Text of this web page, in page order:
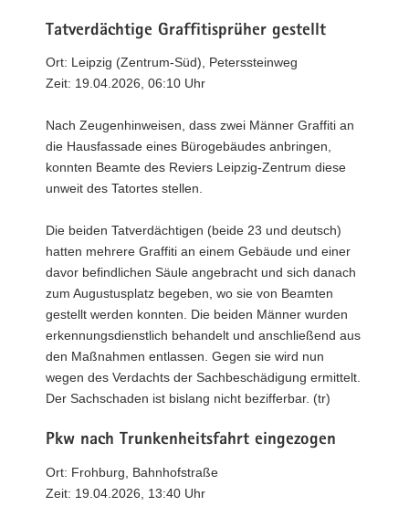
Tatverdächtige Graffitisprüher gestellt
Ort: Leipzig (Zentrum-Süd), Peterssteinweg
Zeit: 19.04.2026, 06:10 Uhr
Nach Zeugenhinweisen, dass zwei Männer Graffiti an
die Hausfassade eines Bürogebäudes anbringen,
konnten Beamte des Reviers Leipzig-Zentrum diese
unweit des Tatortes stellen.
Die beiden Tatverdächtigen (beide 23 und deutsch)
hatten mehrere Graffiti an einem Gebäude und einer
davor befindlichen Säule angebracht und sich danach
zum Augustusplatz begeben, wo sie von Beamten
gestellt werden konnten. Die beiden Männer wurden
erkennungsdienstlich behandelt und anschließend aus
den Maßnahmen entlassen. Gegen sie wird nun
wegen des Verdachts der Sachbeschädigung ermittelt.
Der Sachschaden ist bislang nicht bezifferbar. (tr)
Pkw nach Trunkenheitsfahrt eingezogen
Ort: Frohburg, Bahnhofstraße
Zeit: 19.04.2026, 13:40 Uhr